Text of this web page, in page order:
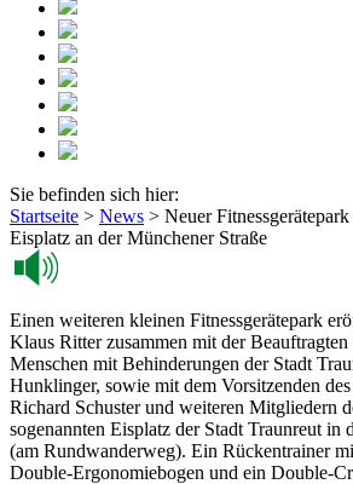
Sie befinden sich hier:
Startseite > News > Neuer
Eisplatz an der Münchener Straße
Einen weiteren kleinen Fitnessgerätepark
Klaus Ritter zusammen mit der
Menschen mit Behinderungen der Stadt
Hunklinger, sowie mit dem Vorsitzenden
Richard Schuster und weiteren Mitgliedern
sogenannten Eisplatz der Stadt Traunreut in
(am Rundwanderweg). Ein Rückentrainer
Double-Ergonomiebogen und ein Double-